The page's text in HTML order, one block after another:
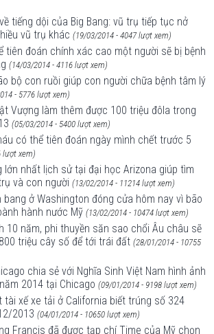
tiếng dội của Big Bang: vũ trụ tiếp tục nở
vũ trụ khác (19/03/2014 - 4047 lượt xem)
tiên đoán chính xác cao một người sẽ bị bệnh
(14/03/2014 - 4116 lượt xem)
bộ con ruồi giúp con người chữa bệnh tâm lý
- 5776 lượt xem)
Vượng làm thêm được 100 triệu đôla trong
(05/03/2014 - 5400 lượt xem)
có thể tiên đoán ngày mình chết trước 5
lượt xem)
lớn nhất lịch sử tại đại học Arizona giúp tìm
và con người (13/02/2014 - 11214 lượt xem)
bang ở Washington đóng cửa hôm nay vì bão
hành nước Mỹ (13/02/2014 - 10474 lượt xem)
10 năm, phi thuyền săn sao chổi Âu châu sẽ
triệu cây số để tới trái đất (28/01/2014 - 10755
chia sẻ với Nghĩa Sinh Việt Nam hình ảnh
2014 tại Chicago (09/01/2014 - 9198 lượt xem)
tài xế xe tải ở California biết trúng số 324
2013 (04/01/2014 - 10650 lượt xem)
Francis đã được tạp chí Time của Mỹ chọn